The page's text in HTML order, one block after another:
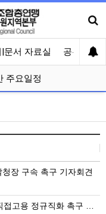
문서 자료실 공유게시
주요일정
장 구속 촉구 기자회견
정규직화 촉구 기자회견